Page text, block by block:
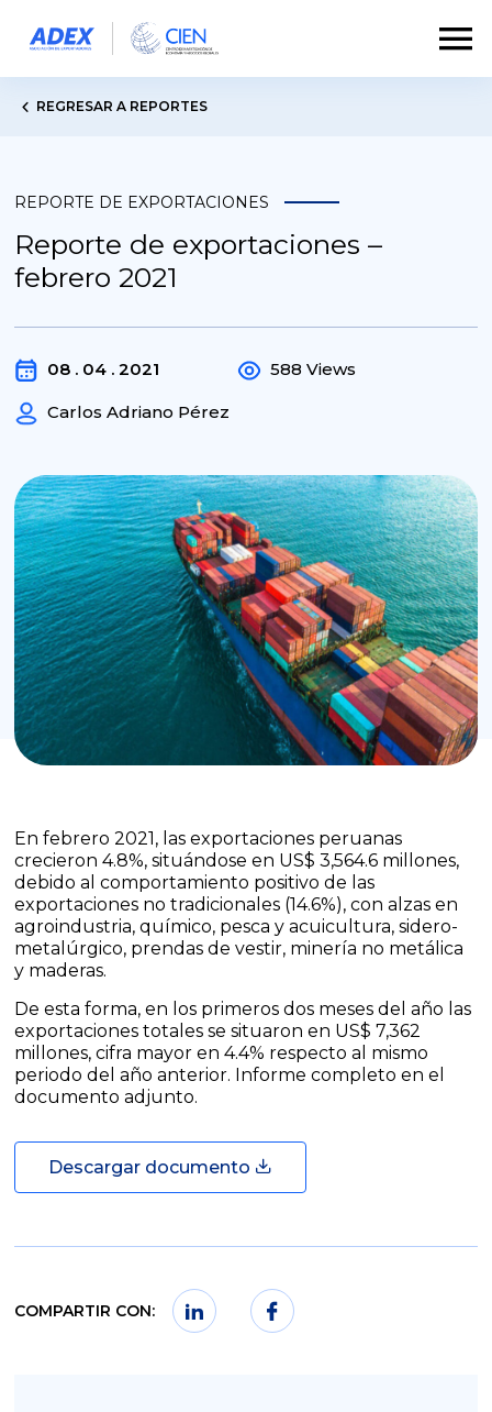
REGRESAR A REPORTES
REPORTE DE EXPORTACIONES
Reporte de exportaciones –
febrero 2021
08 . 04 . 2021
Carlos Adriano Pérez
588 Views
En febrero 2021, las exportaciones peruanas
crecieron 4.8%, situándose en US$ 3,564.6 millones,
debido al comportamiento positivo de las
exportaciones no tradicionales (14.6%), con alzas en
agroindustria, químico, pesca y acuicultura, sidero-
metalúrgico, prendas de vestir, minería no metálica
y maderas.
De esta forma, en los primeros dos meses del año las
exportaciones totales se situaron en US$ 7,362
millones, cifra mayor en 4.4% respecto al mismo
periodo del año anterior. Informe completo en el
documento adjunto.
Descargar documento
COMPARTIR CON: